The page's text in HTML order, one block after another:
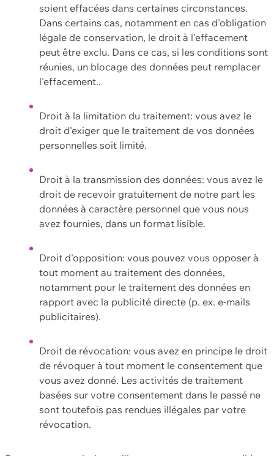
soient effacées dans certaines circonstances.
Dans certains cas, notamment en cas d'obligation
légale de conservation, le droit à l'effacement
peut être exclu. Dans ce cas, si les conditions sont
réunies, un blocage des données peut remplacer
l'effacement..
Droit à la limitation du traitement: vous avez le
droit d'exiger que le traitement de vos données
personnelles soit limité.
Droit à la transmission des données: vous avez le
droit de recevoir gratuitement de notre part les
données à caractère personnel que vous nous
avez fournies, dans un format lisible.
Droit d'opposition: vous pouvez vous opposer à
tout moment au traitement des données,
notamment pour le traitement des données en
rapport avec la publicité directe (p. ex. e-mails
publicitaires).
Droit de révocation: vous avez en principe le droit
de révoquer à tout moment le consentement que
vous avez donné. Les activités de traitement
basées sur votre consentement dans le passé ne
sont toutefois pas rendues illégales par votre
révocation.